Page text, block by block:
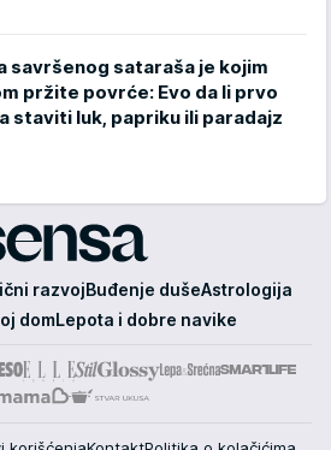
savršenog sataraša je kojim
pržite povrće: Evo da li prvo
staviti luk, papriku ili paradajz
razvojBuđenje dušeAstrologija
domLepota i dobre navike